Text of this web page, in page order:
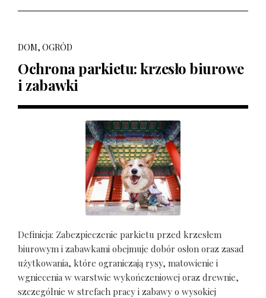
DOM, OGRÓD
Ochrona parkietu: krzesło biurowe
i zabawki
Definicja: Zabezpieczenie parkietu przed krzesłem
biurowym i zabawkami obejmuje dobór osłon oraz zasad
użytkowania, które ograniczają rysy, matowienie i
wgniecenia w warstwie wykończeniowej oraz drewnie,
szczególnie w strefach pracy i zabawy o wysokiej